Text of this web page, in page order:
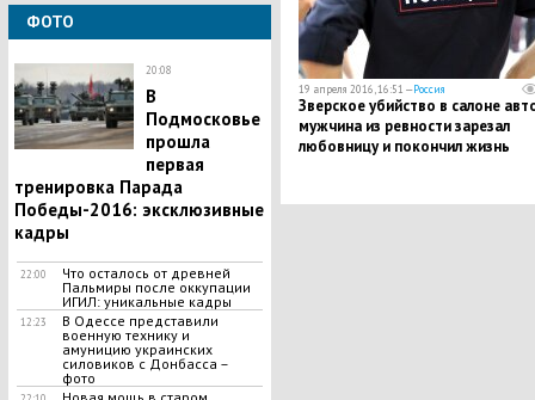
ФОТО
20:08
В
Подмосковье
прошла
первая
тренировка Парада
Победы-2016: эксклюзивные
кадры
22:00
Что осталось от древней
Пальмиры после оккупации
ИГИЛ: уникальные кадры
12:23
В Одессе представили
военную технику и
амуницию украинских
силовиков с Донбасса –
фото
19 апреля 2016, 16:51 —Россия
Зверское убийство в салоне
мужчина из ревности зарезал
любовницу и покончил жизнь